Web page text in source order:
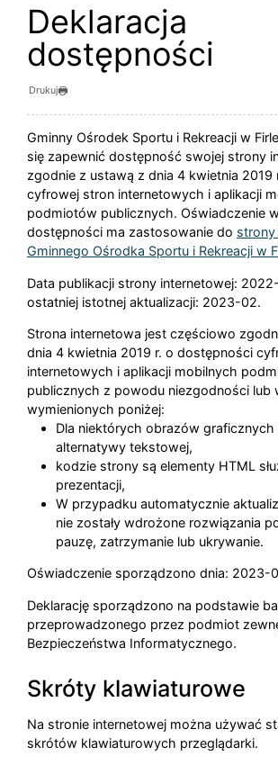
Deklaracja
dostępności
Drukuj
Gminny Ośrodek Sportu i Rekreacji w
się zapewnić dostępność swojej strony
zgodnie z ustawą z dnia 4 kwietnia
cyfrowej stron internetowych i aplikacji
podmiotów publicznych. Oświadczenie
dostępności ma zastosowanie do strony
Gminnego Ośrodka Sportu i Rekreacji w
Data publikacji strony internetowej:
ostatniej istotnej aktualizacji: 2023-02.
Strona internetowa jest częściowo
dnia 4 kwietnia 2019 r. o dostępności
internetowych i aplikacji mobilnych
publicznych z powodu niezgodności lub
wymienionych poniżej:
Dla niektórych obrazów graficznych
alternatywy tekstowej,
kodzie strony są elementy HTML
prezentacji,
W przypadku automatycznie
nie zostały wdrożone rozwiązania
pauzę, zatrzymanie lub ukrywanie.
Oświadczenie sporządzono dnia: 2023-
Deklarację sporządzono na podstawie
przeprowadzonego przez podmiot
Bezpieczeństwa Informatycznego.
Skróty klawiaturowe
Na stronie internetowej można używać
skrótów klawiaturowych przeglądarki.